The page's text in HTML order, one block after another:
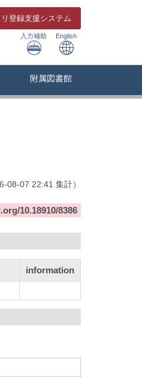
登録支援システム
入力補助 English
附属図書館
08-07 22:41 集計）
10.18910/8386
information